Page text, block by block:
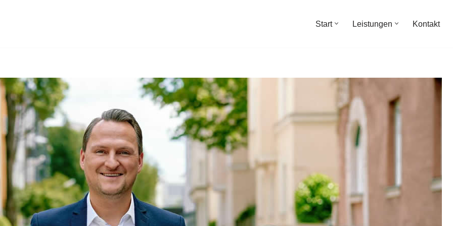
Start Leistungen Kontakt
Mahling Finanzdienstleistungen oder ✓Unabhängiger Finanzberater, Vermögensberatung, Unabhängige
gesucht: ✓Versicherungsmakler, ✓Vermögensberatung, ✓Unabhängiger Finanzberater, ✓Unabhängige Finanz &
➡️ 🥇Marco Mahling Finanzdienstleistungen, Ihr unabhängiger Finanz & Versicherungsmakler. Wir sind an